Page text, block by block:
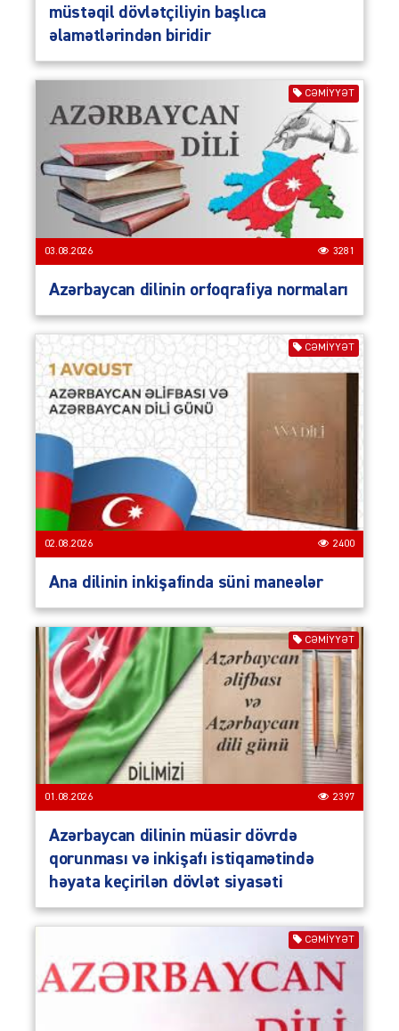
müstəqil dövlətçiliyin başlıca
əlamətlərindən biridir
CƏMIYYƏT
03.08.2026 3281
Azərbaycan dilinin orfoqrafiya normaları
CƏMIYYƏT
02.08.2026 2400
Ana dilinin inkişafinda süni maneələr
CƏMIYYƏT
01.08.2026 2397
Azərbaycan dilinin müasir dövrdə
qorunması və inkişafı istiqamətində
həyata keçirilən dövlət siyasəti
CƏMIYYƏT